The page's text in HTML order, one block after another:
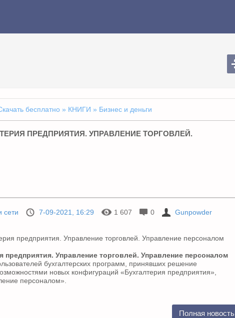
бесплатно » КНИГИ » Бизнес и деньги
ПРЕДПРИЯТИЯ. УПРАВЛЕНИЕ ТОРГОВЛЕЙ.
сети 7-09-2021, 16:29 1 607 0 Gunpowder
предприятия. Управление торговлей. Управление персоналом
бухгалтерских программ, принявших решение
новых конфигураций «Бухгалтерия предприятия»,
персоналом».
Полная новость